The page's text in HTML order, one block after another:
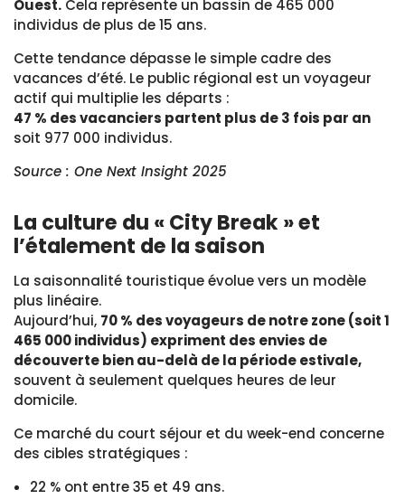
Ouest. Cela représente un bassin de 465 000
individus de plus de 15 ans.
Cette tendance dépasse le simple cadre des
vacances d’été. Le public régional est un voyageur
actif qui multiplie les départs :
47 % des vacanciers partent plus de 3 fois par an
soit 977 000 individus.
Source : One Next Insight 2025
La culture du « City Break » et
l’étalement de la saison
La saisonnalité touristique évolue vers un modèle
plus linéaire.
Aujourd’hui, 70 % des voyageurs de notre zone (soit 1
465 000 individus) expriment des envies de
découverte bien au-delà de la période estivale,
souvent à seulement quelques heures de leur
domicile.
Ce marché du court séjour et du week-end concerne
des cibles stratégiques :
22 % ont entre 35 et 49 ans.